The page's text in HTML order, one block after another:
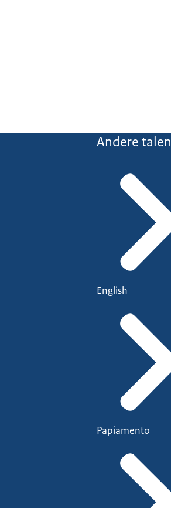
Andere talen
English
Papiamento